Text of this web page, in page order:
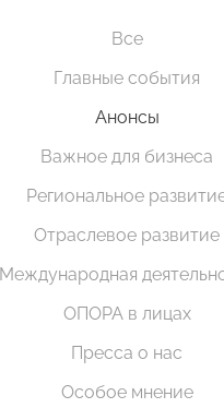
Все
Главные события
Анонсы
Важное для бизнеса
Региональное
Отраслевое развитие
Международная
ОПОРА в лицах
Пресса о нас
Особое мнение